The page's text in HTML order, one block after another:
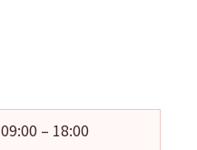
09:00 – 18:00